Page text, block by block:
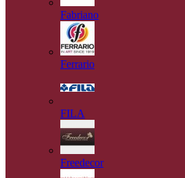
Fabriano
Ferrario
FILA
Freedecor